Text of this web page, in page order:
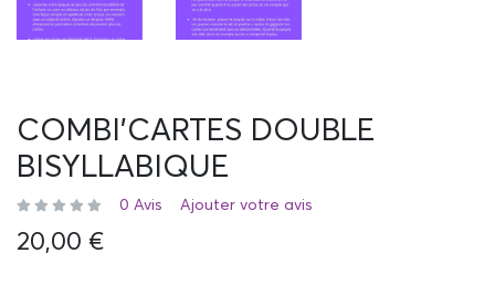
COMBI'CARTES DOUBLE
BISYLLABIQUE
0 Avis Ajouter votre avis
20,00 €